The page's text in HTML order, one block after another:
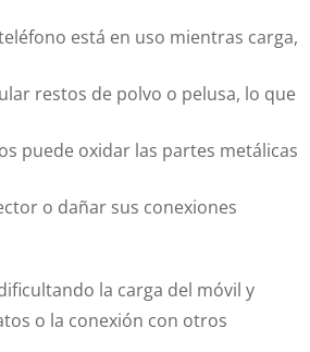
está en uso mientras carga,
restos de polvo o pelusa, lo que
puede oxidar las partes metálicas
o dañar sus conexiones
la carga del móvil y
o la conexión con otros